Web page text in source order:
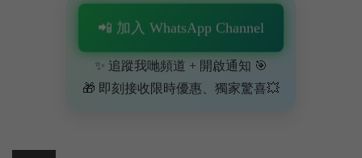
📲 加入 WhatsApp Channel
✨ 追蹤我哋頻道 + 開啟通知 🎯
🎁 即刻接收限時優惠、獨家驚喜💥